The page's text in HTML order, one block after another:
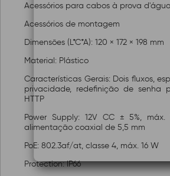
Acessórios para cabos à prova d'água
Acessórios de montagem
Dimensões (L*C*A): 120 × 172 × 198 mm
Material: Plástico
Características Gerais: Dois fluxos,
privacidade, redefinição de senha
HTTP
Power Supply: 12V CC ± 5%,
alimentação coaxial de 5,5 mm
PoE: 802.3af/at, classe 4, máx. 16 W
Protection: IP66